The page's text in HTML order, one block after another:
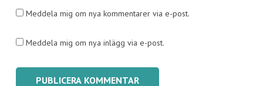
Meddela mig om nya kommentarer via e-post.
Meddela mig om nya inlägg via e-post.